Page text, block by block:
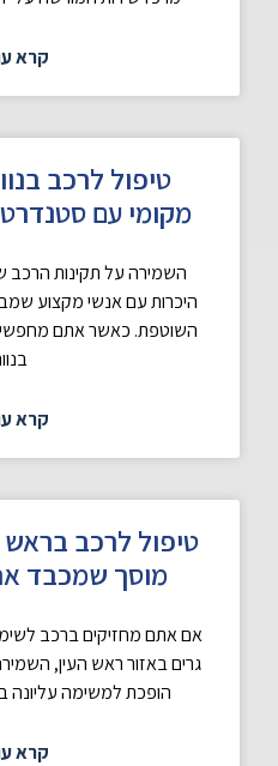
קרא
טיפול לרכב
מקומי עם
השמירה על תקינות הרכב
היכרות עם אנשי מקצוע
השוטפת. כאשר אתם
קרא
טיפול לרכב בראש
מוסך שמכבד
אם אתם מחזיקים ברכב
גרים באזור ראש העין,
הופכת למשימה עליונה
קרא